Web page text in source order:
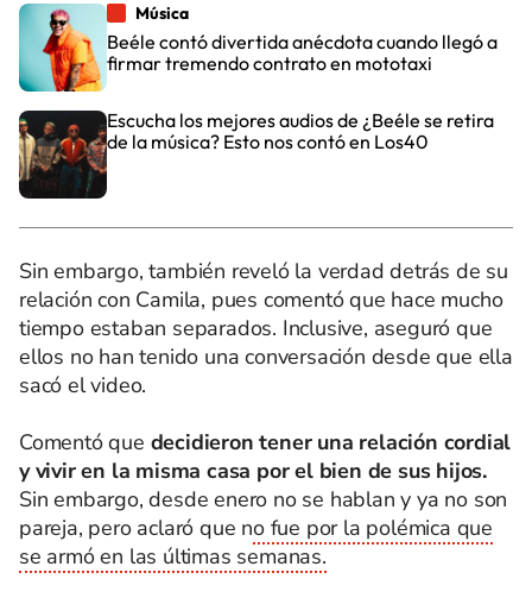
Música
Beéle contó divertida anécdota cuando llegó a
firmar tremendo contrato en mototaxi
Escucha los mejores audios de ¿Beéle se retira
de la música? Esto nos contó en Los40
Sin embargo, también reveló la verdad detrás de su
relación con Camila, pues comentó que hace mucho
tiempo estaban separados. Inclusive, aseguró que
ellos no han tenido una conversación desde que ella
sacó el video.
Comentó que decidieron tener una relación cordial
y vivir en la misma casa por el bien de sus hijos.
Sin embargo, desde enero no se hablan y ya no son
pareja, pero aclaró que no fue por la polémica que
se armó en las últimas semanas.